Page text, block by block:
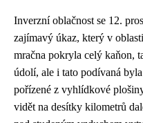
Inverzní oblačnost se 12.
zajímavý úkaz, který v
mračna pokryla celý kaňon,
údolí, ale i tato podívaná
pořízené z vyhlídkové
vidět na desítky kilometrů